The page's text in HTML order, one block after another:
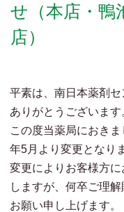
せ（本店・鴨
店）
平素は、南日本薬剤
ありがとうございます
この度当薬局におき
年5月より変更となり
変更によりお客様方
しますが、何卒ご理解
お願い申し上げます。